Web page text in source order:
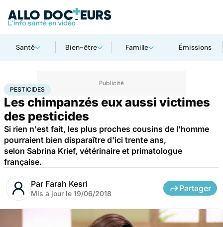
Santé Bien-être Famille Émissions
AccueilSanté Pesticides
PESTICIDES
Les chimpanzés eux aussi victimes
des pesticides
Si rien n'est fait, les plus proches cousins de l'homme
pourraient bien disparaître d'ici trente ans,
selon Sabrina Krief, vétérinaire et primatologue
française.
Par Farah Kesri
Mis à jour le 19/06/2018
Partager